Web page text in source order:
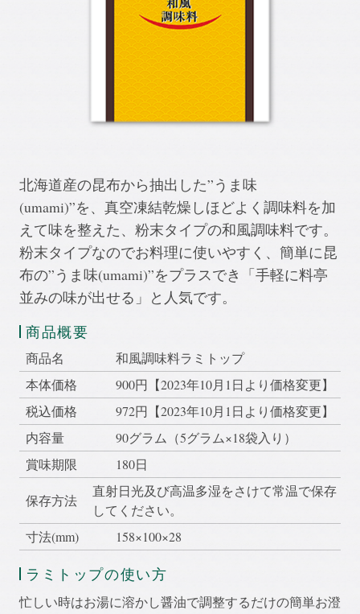
北海道産の昆布から抽出した”うま味
(umami)”を、真空凍結乾燥しほどよく調味料を加
えて味を整えた、粉末タイプの和風調味料です。
粉末タイプなのでお料理に使いやすく、簡単に昆
布の”うま味(umami)”をプラスでき「手軽に料亭
並みの味が出せる」と人気です。
商品概要
商品名
和風調味料ラミトップ
本体価格
900円【2023年10月1日より価格変更】
税込価格
972円【2023年10月1日より価格変更】
内容量
90グラム（5グラム×18袋入り）
賞味期限
180日
保存方法
直射日光及び高温多湿をさけて常温で保存
してください。
寸法(mm)
158×100×28
ラミトップの使い方
忙しい時はお湯に溶かし醤油で調整するだけの簡単お澄